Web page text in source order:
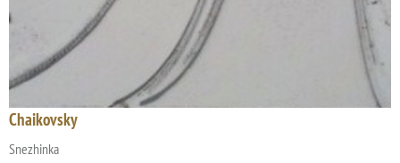
Chaikovsky
Snezhinka